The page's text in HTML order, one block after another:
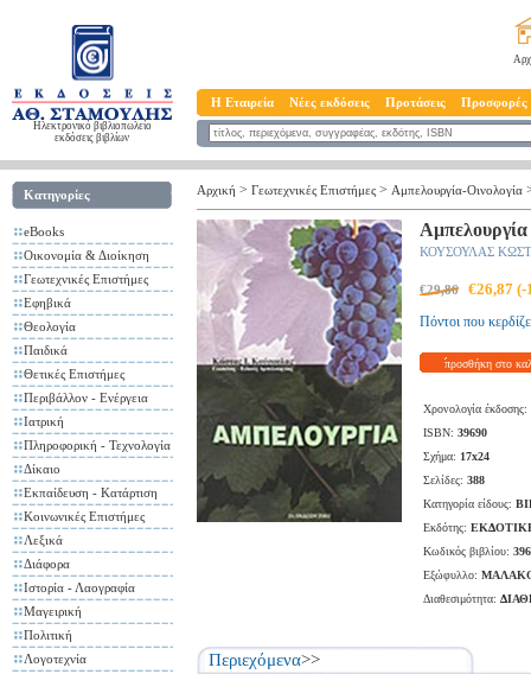
Ηλεκτρονικό βιβλιοπωλείο
εκδόσεις βιβλίων
Η Εταιρεία Νέες εκδόσεις Προτάσεις Προσφορές
Κατηγορίες
eBooks
Οικονομία & Διοίκηση
Γεωτεχνικές Επιστήμες
Εφηβικά
Θεολογία
Παιδικά
Θετικές Επιστήμες
Περιβάλλον - Ενέργεια
Ιατρική
Πληροφορική - Τεχνολογία
Δίκαιο
Εκπαίδευση - Κατάρτιση
Κοινωνικές Επιστήμες
Λεξικά
Διάφορα
Ιστορία - Λαογραφία
Μαγειρική
Πολιτική
Λογοτεχνία
Αρχική > Γεωτεχνικές Επιστήμες > Αμπελουργία-Οινολογία
Αμπελουργία
ΚΟΥΣΟΥΛΑΣ
€29,86 €26,87
Πόντοι που
προσθήκη στο
Χρονολογία έκδοσης:
ISBN: 39690
Σχήμα: 17x24
Σελίδες: 388
Κατηγορία είδους:
Εκδότης:
Κωδικός βιβλίου:
Εξώφυλλο:
Διαθεσιμότητα:
Περιεχόμενα>>